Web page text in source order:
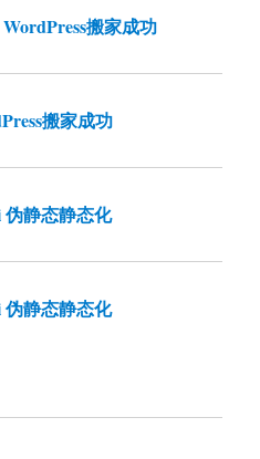
搬家成功
搬家成功
静态静态化
静态静态化